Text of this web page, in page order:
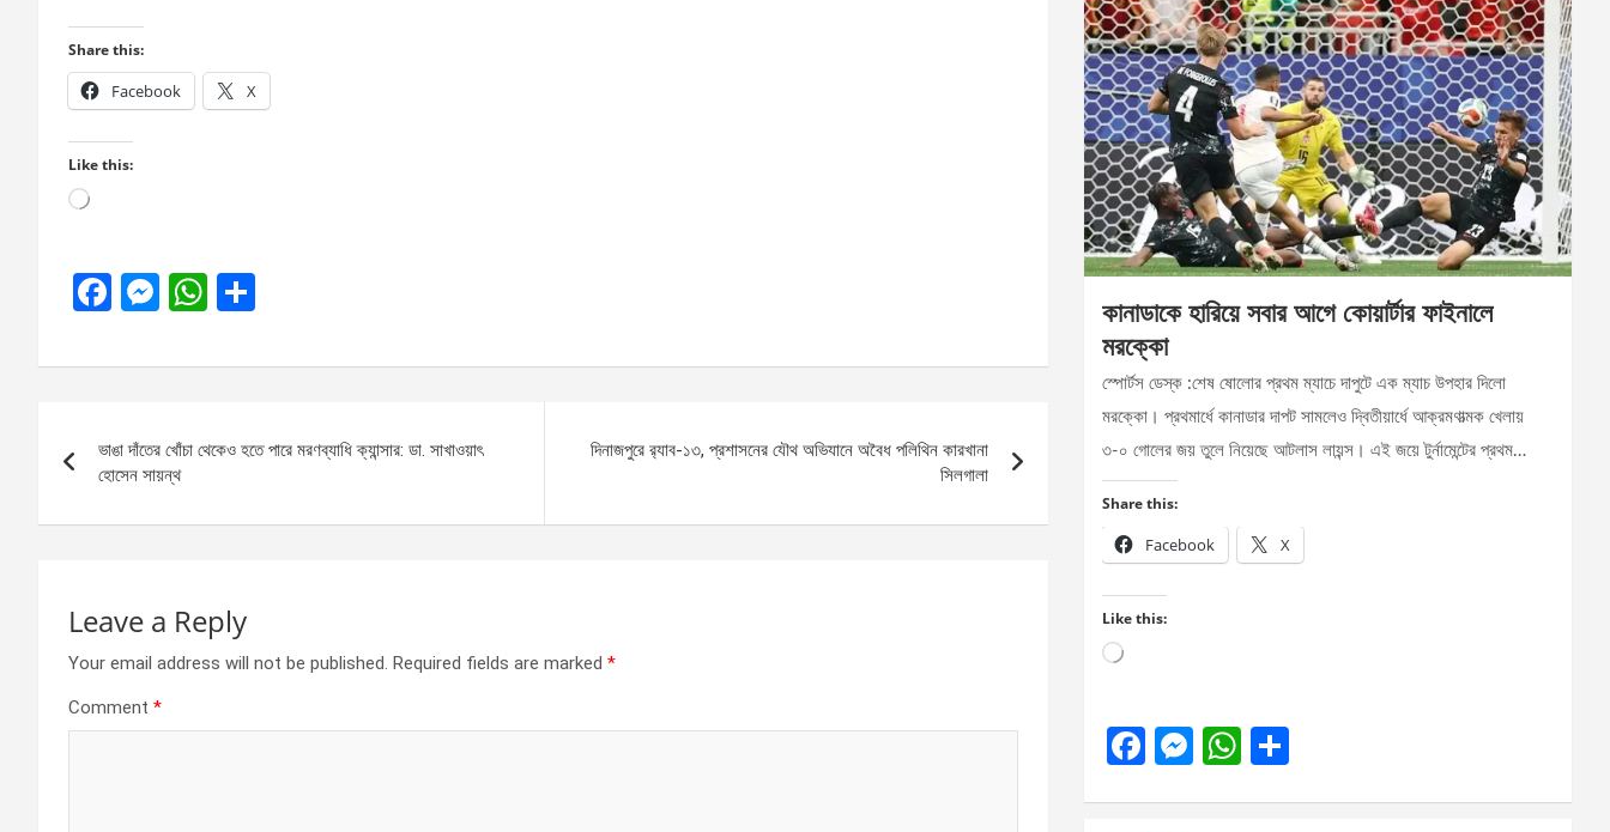
Share this:
Facebook X
Like this:
Loading…
F
ce
o
o
k
M
se
g
er
W
at
A
p
ar
navigation
ভাঙা দাঁতের খোঁচা থেকেও হতে পারে মরণব্যাধি ক্যান্সার: ডা. সাখাওয়াৎ
হোসেন সায়ন্থ
দিনাজপুরে র‌্যাব-১৩, প্রশাসনের যৌথ অভিযানে অবৈধ পলিথিন কারখানা
সিলগালা
Leave a Reply
Your email address will not be published. Required fields are marked *
Comment *
কানাডাকে হারিয়ে সবার আগে কোয়ার্টার ফাইনালে
মরক্কো
স্পোর্টস ডেস্ক :শেষ ষোলোর প্রথম ম্যাচে দাপুটে এক ম্যাচ উপহার দিলো
মরক্কো। প্রথমার্ধে কানাডার দাপট সামলেও দ্বিতীয়ার্ধে আক্রমণাত্মক খেলায়
৩-০ গোলের জয় তুলে নিয়েছে আটলাস লায়ন্স। এই জয়ে টুর্নামেন্টের প্রথম…
Share this:
Facebook X
Like this:
Loading…
F
M W